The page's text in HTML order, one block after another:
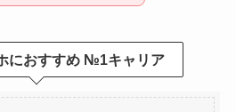
におすすめ №1キャリア